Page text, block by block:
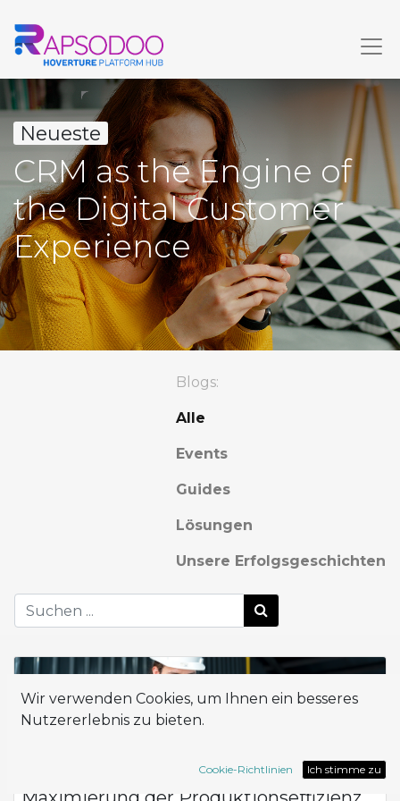
Neueste
CRM as the Engine of
the Digital Customer
Experience
Blogs:
Alle
Events
Guides
Lösungen
Unsere Erfolgsgeschichten
Wir verwenden Cookies, um Ihnen ein besseres
Nutzererlebnis zu bieten.
Cookie-Richtlinien Ich stimme zu